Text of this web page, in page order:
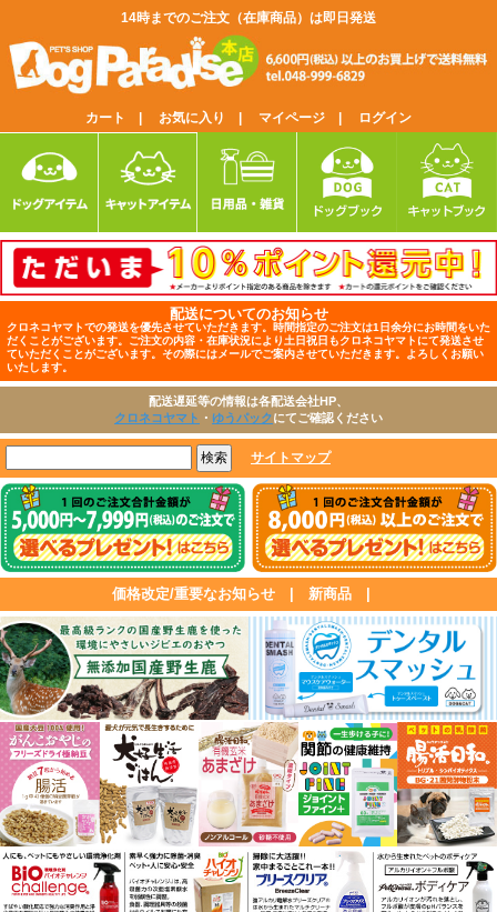
14時までのご注文（在庫商品）は即日発送
カート | お気に入り | マイページ | ログイン
配送についてのお知らせ
クロネコヤマトでの発送を優先させていただきます。時間指定のご注文は1日余分にお時間をいた
だくことがございます。ご注文の内容・在庫状況により土日祝日もクロネコヤマトにて発送させ
ていただくことがございます。その際にはメールでご案内させていただきます。よろしくお願い
いたします。
配送遅延等の情報は各配送会社HP、
クロネコヤマト ・ ゆうパックにてご確認ください
サイトマップ
価格改定/重要なお知らせ 新商品